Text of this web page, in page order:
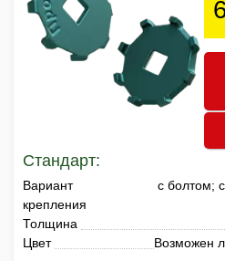
Стандарт:
Вариант
крепления
с болтом;
Толщина
Цвет
Возможен